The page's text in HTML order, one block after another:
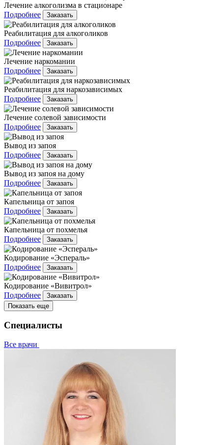
Лечение алкоголизма в стационаре
Подробнее
Заказать
Реабилитация для алкоголиков
Подробнее
Заказать
Лечение наркомании
Подробнее
Заказать
Реабилитация для наркозависимых
Подробнее
Заказать
Лечение солевой зависимости
Подробнее
Заказать
Вывод из запоя
Подробнее
Заказать
Вывод из запоя на дому
Подробнее
Заказать
Капельница от запоя
Подробнее
Заказать
Капельница от похмелья
Подробнее
Заказать
Кодирование «Эспераль»
Подробнее
Заказать
Кодирование «Вивитрол»
Подробнее
Заказать
Показать еще
Специалисты
Все врачи